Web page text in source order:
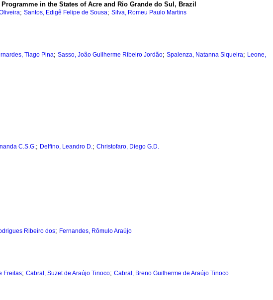
in the States of Acre and Rio Grande do Sul, Brazil
; Santos, Edigê Felipe de Sousa; Silva, Romeu Paulo Martins
Tiago Pina; Sasso, João Guilherme Ribeiro Jordão; Spalenza, Natanna Siqueira; Leone,
C.S.G.; Delfino, Leandro D.; Christofaro, Diego G.D.
Ribeiro dos; Fernandes, Rômulo Araújo
Freitas; Cabral, Suzet de Araújo Tinoco; Cabral, Breno Guilherme de Araújo Tinoco